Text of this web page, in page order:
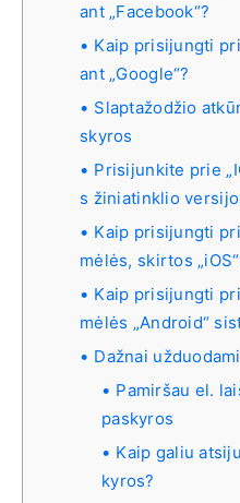
ant „Facebook“?
Kaip prisijungti
ant „Google“?
Slaptažodžio
skyros
Prisijunkite prie
s žiniatinklio
Kaip prisijungti
mėlės, skirtos
Kaip prisijungti
mėlės „Android“
Dažnai
Pamiršau el.
paskyros
Kaip galiu
kyros?